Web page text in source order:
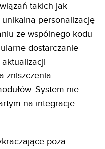
takich jak
personalizację
ze wspólnego kodu
dostarczanie
zniszczenia
System nie
na integracje
poza